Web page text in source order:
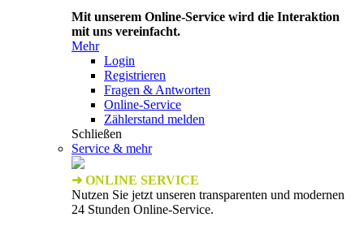
Mit unserem Online-Service wird die Interaktion
mit uns vereinfacht.
Mehr
Login
Registrieren
Fragen & Antworten
Online-Service
Zählerstand melden
Schließen
Service & mehr
➜ ONLINE SERVICE
Nutzen Sie jetzt unseren transparenten und modernen
24 Stunden Online-Service.